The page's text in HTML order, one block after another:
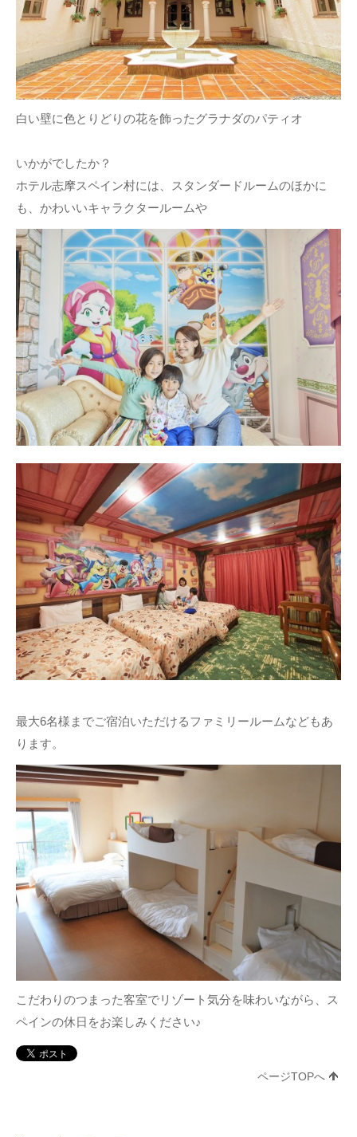
白い壁に色とりどりの花を飾ったグラナダのパティオ
いかがでしたか？
ホテル志摩スペイン村には、スタンダードルームのほかに
も、かわいいキャラクタールームや
最大6名様までご宿泊いただけるファミリールームなどもあ
ります。
こだわりのつまった客室でリゾート気分を味わいながら、ス
ペインの休日をお楽しみください♪
ページTOPへ